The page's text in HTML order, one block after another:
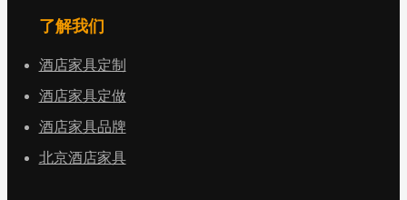
了解我们
酒店家具定制
酒店家具定做
酒店家具品牌
北京酒店家具